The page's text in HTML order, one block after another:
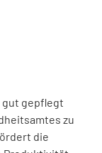
gut gepflegt
zu
die